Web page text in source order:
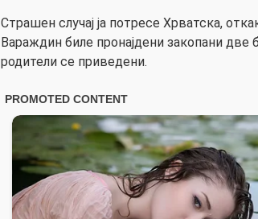
Страшен случај ја потресе Хрватска,
Вараждин биле пронајдени закопани две
родители се приведени.